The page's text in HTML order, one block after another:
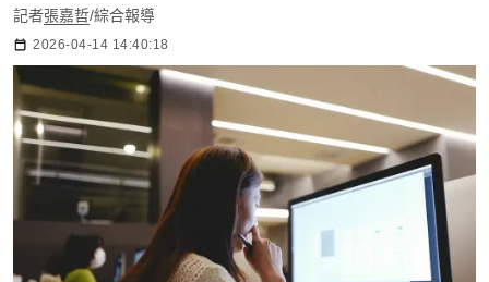
記者張嘉哲/綜合報導
2026-04-14 14:40:18